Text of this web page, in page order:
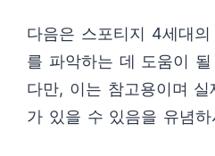
다음은 스포티지 4세대
를 파악하는 데 도움이
다만, 이는 참고용이며
가 있을 수 있음을 유념